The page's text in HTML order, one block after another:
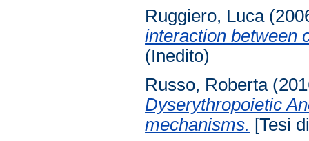
Ruggiero, Luca
interaction between
(Inedito)
Russo, Roberta
Dyserythropoietic
mechanisms. [Tesi